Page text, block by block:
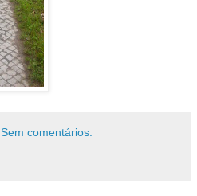
Sem comentários: